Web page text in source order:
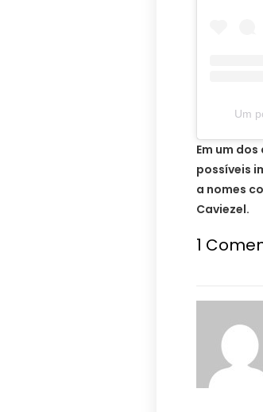
Um
Em um
possíveis
a nomes
Caviezel.
1